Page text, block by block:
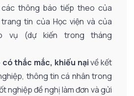
thông báo tiếp theo của
tin của Học viện và của
vụ (dự kiến trong tháng
thắc mắc, khiếu nạivề kết
thông tin cá nhân trong
nghiệp đề nghị làm đơn và gửi